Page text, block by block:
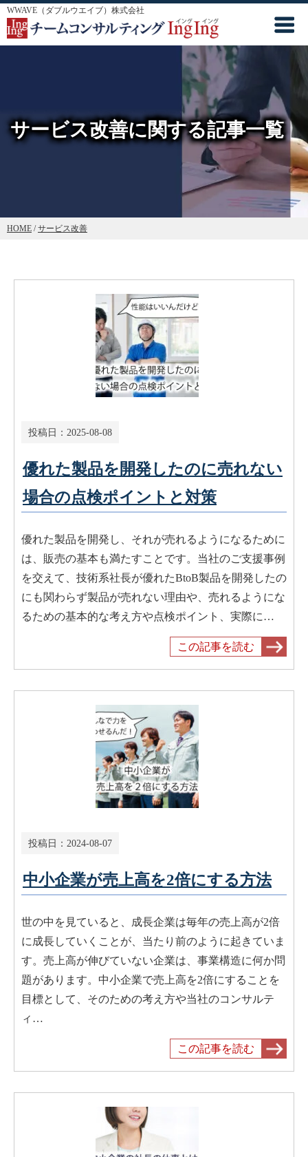
WWAVE（ダブルウエイブ）株式会社
サービス改善に関する記事一覧
HOME /サービス改善
投稿日： 2025-08-08
優れた製品を開発したのに売れない
場合の点検ポイントと対策
優れた製品を開発し、それが売れるようになるために
は、販売の基本も満たすことです。当社のご支援事例
を交えて、技術系社長が優れたBtoB製品を開発したの
にも関わらず製品が売れない理由や、売れるようにな
るための基本的な考え方や点検ポイント、実際に…
この記事を読む
投稿日： 2024-08-07
中小企業が売上高を2倍にする方法
世の中を見ていると、成長企業は毎年の売上高が2倍
に成長していくことが、当たり前のように起きていま
す。売上高が伸びていない企業は、事業構造に何か問
題があります。中小企業で売上高を2倍にすることを
目標として、そのための考え方や当社のコンサルテ
ィ…
この記事を読む